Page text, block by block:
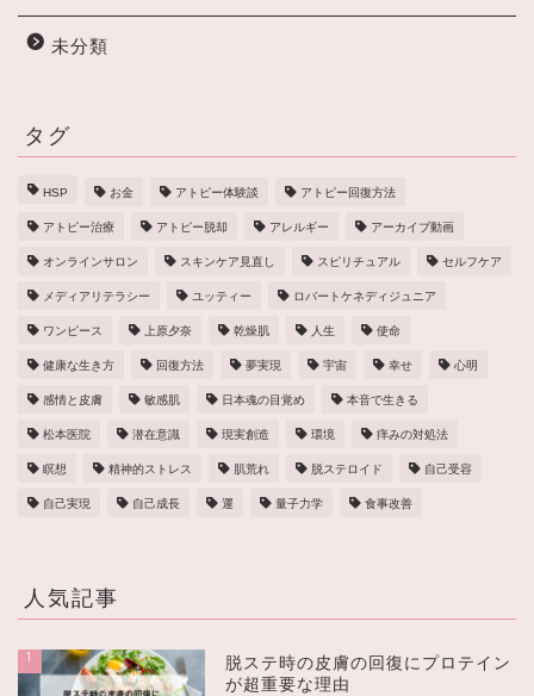
未分類
タグ
HSP お金 アトピー体験談 アトピー回復方法
アトピー治療 アトピー脱却 アレルギー アーカイブ動画
オンラインサロン スキンケア見直し スピリチュアル セルフケア
メディアリテラシー ユッティー ロバートケネディジュニア
ワンピース 上原夕奈 乾燥肌 人生 使命
健康な生き方 回復方法 夢実現 宇宙 幸せ 心明
感情と皮膚 敏感肌 日本魂の目覚め 本音で生きる
松本医院 潜在意識 現実創造 環境 痒みの対処法
瞑想 精神的ストレス 肌荒れ 脱ステロイド 自己受容
自己実現 自己成長 運 量子力学 食事改善
人気記事
1
脱ステ時の皮膚の回復にプロテイン
が超重要な理由